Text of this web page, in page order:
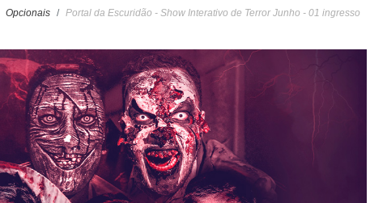
Opcionais Portal da Escuridão - Show Interativo de Terror Junho - 01 ingresso